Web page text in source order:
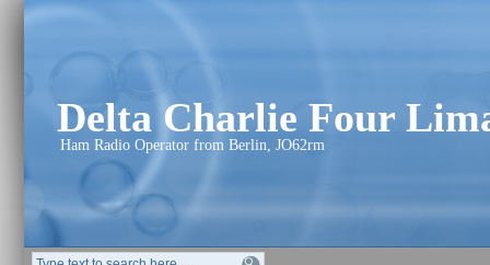
Delta Charlie Four
Ham Radio Operator from Berlin, JO62rm